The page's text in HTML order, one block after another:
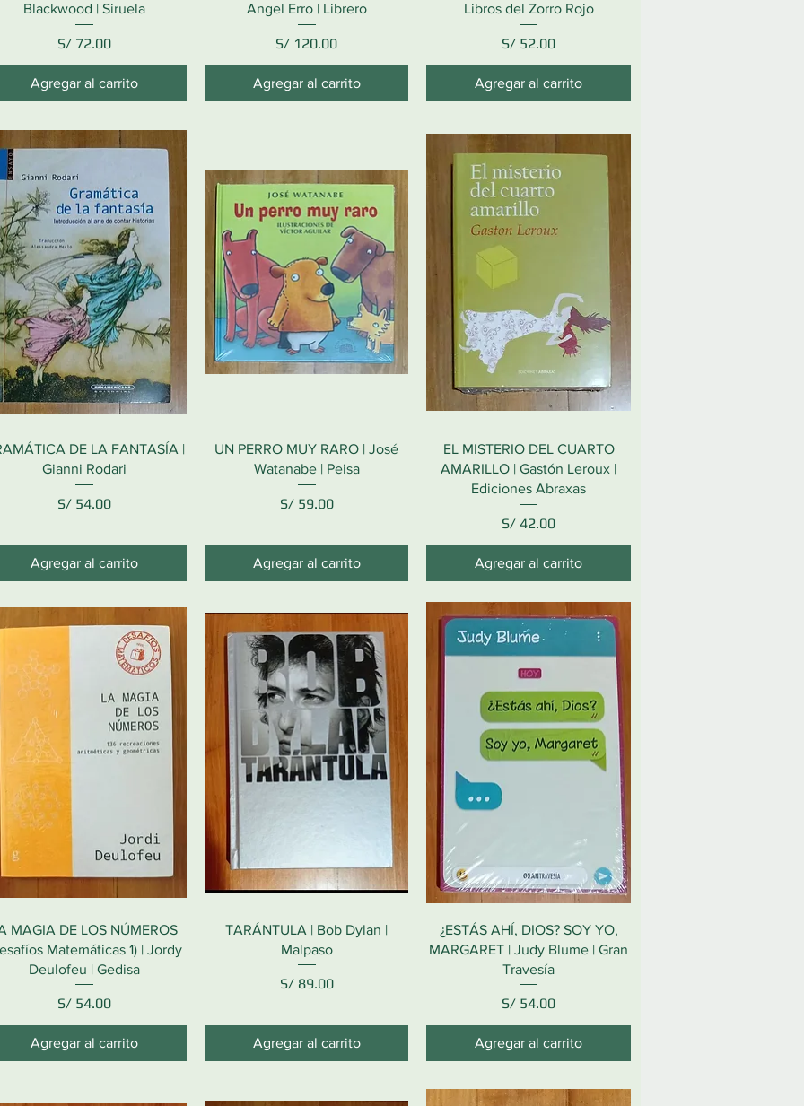
Blackwood | Siruela
Precio
S/ 72.00
Agregar al carrito
Angel Erro | Librero
Precio
S/ 120.00
Agregar al carrito
Libros del Zorro Rojo
Precio
S/ 52.00
Agregar al carrito
DE LA FANTASÍA |
Gianni Rodari
Precio
S/ 54.00
Agregar al carrito
UN PERRO MUY RARO | José
Watanabe | Peisa
Precio
S/ 59.00
Agregar al carrito
EL MISTERIO DEL CUARTO
AMARILLO | Gastón Leroux |
Ediciones Abraxas
Precio
S/ 42.00
Agregar al carrito
MAGIA DE LOS NÚMEROS
Matemáticas 1) | Jordy
Deulofeu | Gedisa
Precio
S/ 54.00
Agregar al carrito
TARÁNTULA | Bob Dylan |
Malpaso
Precio
S/ 89.00
Agregar al carrito
¿ESTÁS AHÍ, DIOS? SOY YO,
MARGARET | Judy Blume | Gran
Travesía
Precio
S/ 54.00
Agregar al carrito